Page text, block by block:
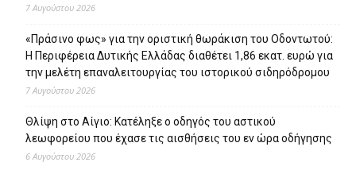
7 Αυγούστου 2026
«Πράσινο φως» για την οριστική θωράκιση του Οδοντωτού:
Η Περιφέρεια Δυτικής Ελλάδας διαθέτει 1,86 εκατ. ευρώ για
την μελέτη επαναλειτουργίας του ιστορικού σιδηρόδρομου
7 Αυγούστου 2026
Θλίψη στο Αίγιο: Κατέληξε ο οδηγός του αστικού
λεωφορείου που έχασε τις αισθήσεις του εν ώρα οδήγησης
6 Αυγούστου 2026